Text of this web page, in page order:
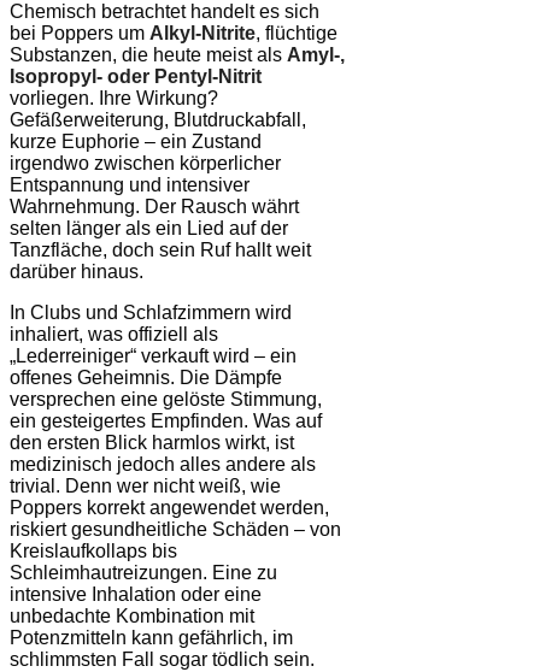
Chemisch betrachtet handelt es sich
bei Poppers um Alkyl-Nitrite, flüchtige
Substanzen, die heute meist als Amyl-,
Isopropyl- oder Pentyl-Nitrit
vorliegen. Ihre Wirkung?
Gefäßerweiterung, Blutdruckabfall,
kurze Euphorie – ein Zustand
irgendwo zwischen körperlicher
Entspannung und intensiver
Wahrnehmung. Der Rausch währt
selten länger als ein Lied auf der
Tanzfläche, doch sein Ruf hallt weit
darüber hinaus.
In Clubs und Schlafzimmern wird
inhaliert, was offiziell als
„Lederreiniger“ verkauft wird – ein
offenes Geheimnis. Die Dämpfe
versprechen eine gelöste Stimmung,
ein gesteigertes Empfinden. Was auf
den ersten Blick harmlos wirkt, ist
medizinisch jedoch alles andere als
trivial. Denn wer nicht weiß, wie
Poppers korrekt angewendet werden,
riskiert gesundheitliche Schäden – von
Kreislaufkollaps bis
Schleimhautreizungen. Eine zu
intensive Inhalation oder eine
unbedachte Kombination mit
Potenzmitteln kann gefährlich, im
schlimmsten Fall sogar tödlich sein.